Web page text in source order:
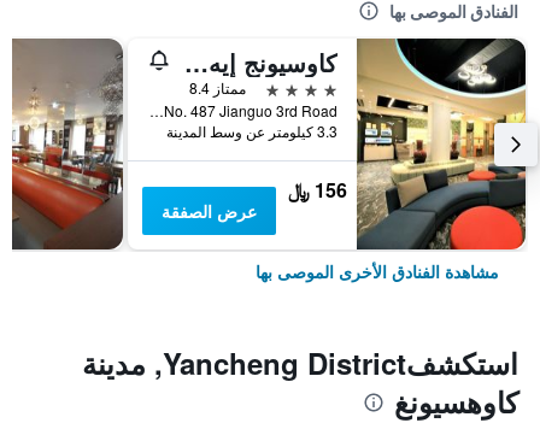
الفنادق الموصى بها
كاوسيونج إيه هوتل
4 نجوم
ممتاز 8.4
No. 487 Jianguo 3rd Road, مدينة كاوهسيونغ, تايوان
3.3 كيلومتر عن وسط المدينة
156 ﷼
عرض الصفقة
مشاهدة الفنادق الأخرى الموصى بها
استكشفYancheng District, مدينة
كاوهسيونغ